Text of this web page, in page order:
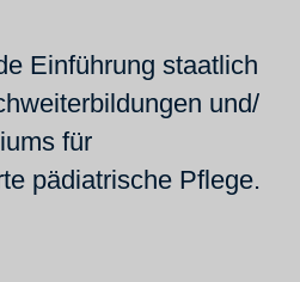
Einführung staatlich
und/
für
pädiatrische Pflege.